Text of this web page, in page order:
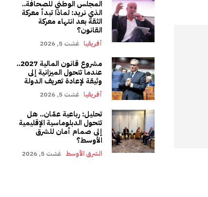
المجلس الوطني للصحافة..
الذي نريد: لماذا تبدأ معركة
الثقة بعد انتهاء معركة
القانون؟
أفريقيا غشت 5, 2026
مشروع قانون المالية 2027..
عندما تتحول الميزانية إلى
وثيقة لإعادة تعريف الدولة
أفريقيا غشت 5, 2026
تحليل: رباعية عمّان.. هل
تتحول الدبلوماسية الإقليمية
إلى صمام أمان للشرق
الأوسط؟
الشرق الأوسط غشت 5, 2026